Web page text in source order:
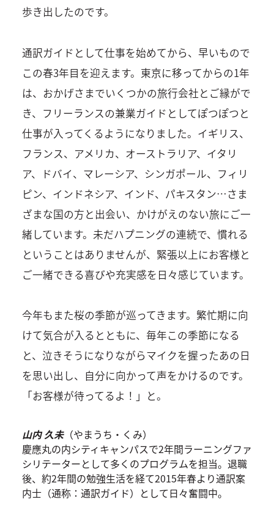
歩き出したのです。
通訳ガイドとして仕事を始めてから、早いもので
この春3年目を迎えます。東京に移ってからの1年
は、おかげさまでいくつかの旅行会社とご縁がで
き、フリーランスの兼業ガイドとしてぽつぽつと
仕事が入ってくるようになりました。イギリス、
フランス、アメリカ、オーストラリア、イタリ
ア、ドバイ、マレーシア、シンガポール、フィリ
ピン、インドネシア、インド、パキスタン…さま
ざまな国の方と出会い、かけがえのない旅にご一
緒しています。未だハプニングの連続で、慣れる
ということはありませんが、緊張以上にお客様と
ご一緒できる喜びや充実感を日々感じています。
今年もまた桜の季節が巡ってきます。繁忙期に向
けて気合が入るとともに、毎年この季節になる
と、泣きそうになりながらマイクを握ったあの日
を思い出し、自分に向かって声をかけるのです。
「お客様が待ってるよ！」と。
山内 久未（やまうち・くみ）
慶應丸の内シティキャンパスで2年間ラーニングファ
シリテーターとして多くのプログラムを担当。退職
後、約2年間の勉強生活を経て2015年春より通訳案
内士（通称：通訳ガイド）として日々奮闘中。